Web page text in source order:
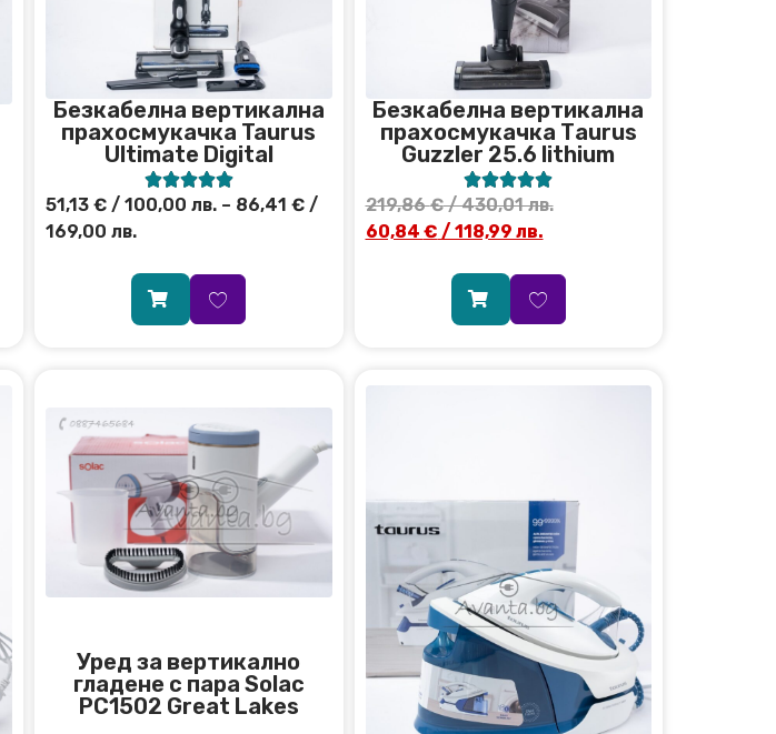
Безкабелна вертикална
прахосмукачка Taurus
Ultimate Digital

51,13 € / 100,00 лв. – 86,41 € /
169,00 лв.
Безкабелна вертикална
прахосмукачка Тaurus
Guzzler 25.6 lithium

219,86€/ 430,01 лв.
60,84 € / 118,99 лв.
Уред за вертикално
гладене с пара Solac
PC1502 Great Lakes